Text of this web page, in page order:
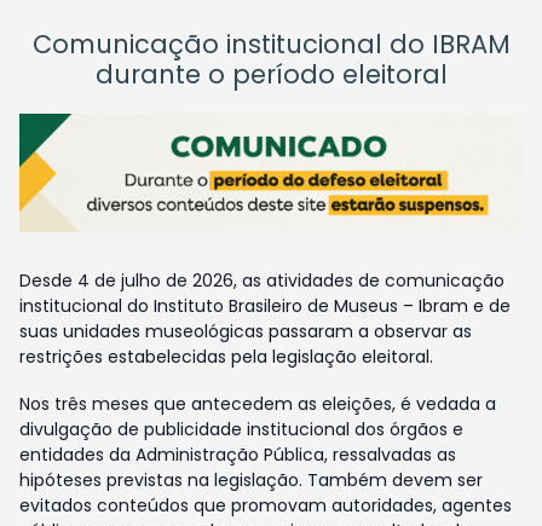
Comunicação institucional do IBRAM
durante o período eleitoral
Desde 4 de julho de 2026, as atividades de comunicação
institucional do Instituto Brasileiro de Museus – Ibram e de
suas unidades museológicas passaram a observar as
restrições estabelecidas pela legislação eleitoral.
Nos três meses que antecedem as eleições, é vedada a
divulgação de publicidade institucional dos órgãos e
entidades da Administração Pública, ressalvadas as
hipóteses previstas na legislação. Também devem ser
evitados conteúdos que promovam autoridades, agentes